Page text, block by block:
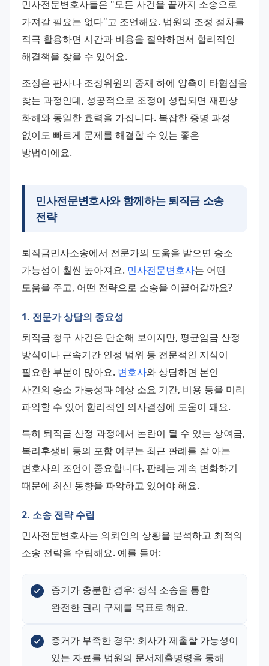
민사전문변호사들은 "모든 사건을 끝까지 소송으로
가져갈 필요는 없다"고 조언해요. 법원의 조정 절차를
적극 활용하면 시간과 비용을 절약하면서 합리적인
해결책을 찾을 수 있어요.
조정은 판사나 조정위원의 중재 하에 양측이 타협점을
찾는 과정인데, 성공적으로 조정이 성립되면 재판상
화해와 동일한 효력을 가집니다. 복잡한 증명 과정
없이도 빠르게 문제를 해결할 수 있는 좋은
방법이에요.
민사전문변호사와 함께하는 퇴직금 소송
전략
퇴직금민사소송에서 전문가의 도움을 받으면 승소
가능성이 훨씬 높아져요. 민사전문변호사는 어떤
도움을 주고, 어떤 전략으로 소송을 이끌어갈까요?
1. 전문가 상담의 중요성
퇴직금 청구 사건은 단순해 보이지만, 평균임금 산정
방식이나 근속기간 인정 범위 등 전문적인 지식이
필요한 부분이 많아요. 변호사와 상담하면 본인
사건의 승소 가능성과 예상 소요 기간, 비용 등을 미리
파악할 수 있어 합리적인 의사결정에 도움이 돼요.
특히 퇴직금 산정 과정에서 논란이 될 수 있는 상여금,
복리후생비 등의 포함 여부는 최근 판례를 잘 아는
변호사의 조언이 중요합니다. 판례는 계속 변화하기
때문에 최신 동향을 파악하고 있어야 해요.
2. 소송 전략 수립
민사전문변호사는 의뢰인의 상황을 분석하고 최적의
소송 전략을 수립해요. 예를 들어:
증거가 충분한 경우: 정식 소송을 통한
완전한 권리 구제를 목표로 해요.
증거가 부족한 경우: 회사가 제출할 가능성이
있는 자료를 법원의 문서제출명령을 통해